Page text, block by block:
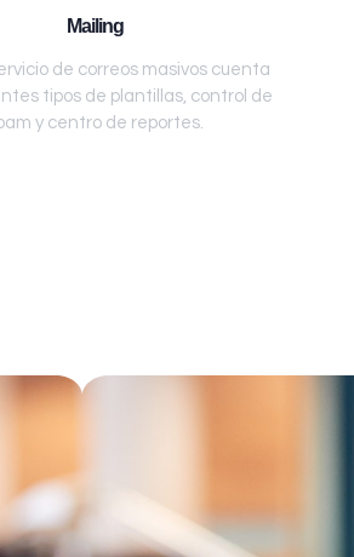
Mailing
de correos masivos cuenta
tipos de plantillas, control de
y centro de reportes.